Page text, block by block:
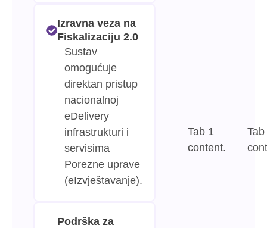
Izravna veza na
Fiskalizaciju 2.0
Sustav
omogućuje
direktan pristup
nacionalnoj
eDelivery
infrastrukturi i
servisima
Porezne uprave
(eIzvještavanje).
Podrška za
Tab 1
content.